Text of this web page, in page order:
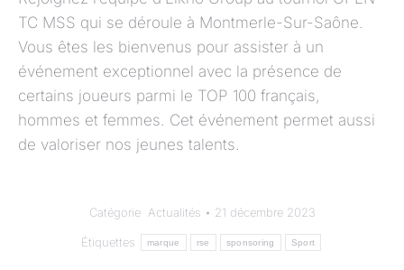
TC MSS qui se déroule à Montmerle-Sur-Saône.
Vous êtes les bienvenus pour assister à un
événement exceptionnel avec la présence de
certains joueurs parmi le TOP 100 français,
hommes et femmes. Cet événement permet aussi
de valoriser nos jeunes talents.
Catégorie Actualités 21 décembre 2023
Étiquettes marque rse sponsoring Sport